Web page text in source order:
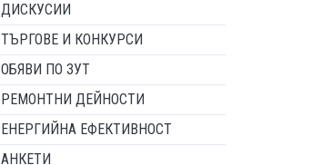
ДИСКУСИИ
ТЪРГОВЕ И КОНКУРСИ
ОБЯВИ ПО ЗУТ
РЕМОНТНИ ДЕЙНОСТИ
ЕНЕРГИЙНА ЕФЕКТИВНОСТ
АНКЕТИ